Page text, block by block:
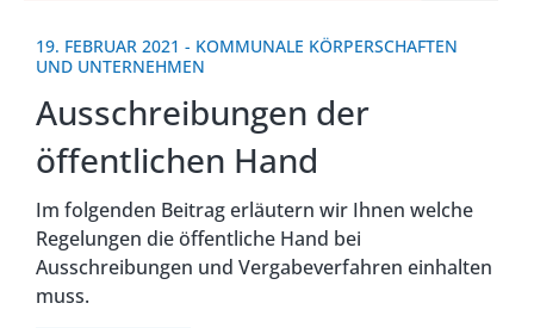
19. FEBRUAR 2021 - KOMMUNALE KÖRPERSCHAFTEN
UND UNTERNEHMEN
Ausschreibungen der
öffentlichen Hand
Im folgenden Beitrag erläutern wir Ihnen welche
Regelungen die öffentliche Hand bei
Ausschreibungen und Vergabeverfahren einhalten
muss.